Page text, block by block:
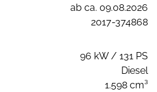
ab ca. 09.08.2026
2017-374868
96 kW / 131 PS
Diesel
1.598 cm³